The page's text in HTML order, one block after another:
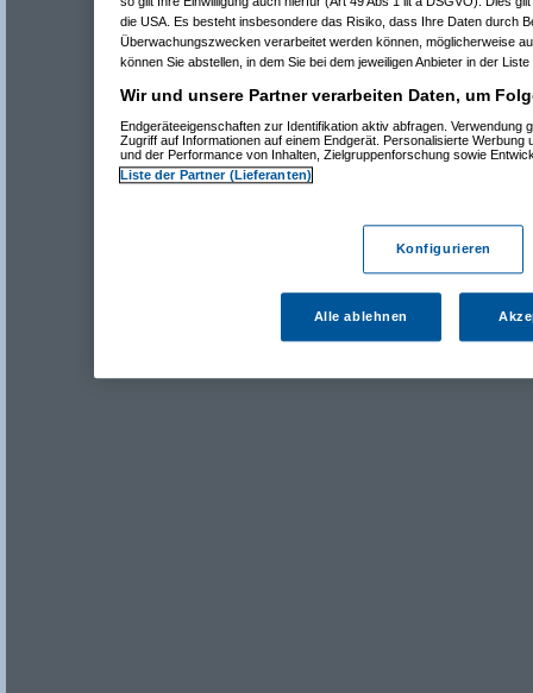
die USA. Es besteht insbesondere das Risiko, dass Ihre Daten durch
Überwachungszwecken verarbeitet werden können, möglicherweise
können Sie abstellen, in dem Sie bei dem jeweiligen Anbieter in der
Wir und unsere Partner verarbeiten Daten, um
Endgeräteeigenschaften zur Identifikation aktiv abfragen. Verwendung
Zugriff auf Informationen auf einem Endgerät. Personalisierte Werbung
und der Performance von Inhalten, Zielgruppenforschung sowie
Liste der Partner (Lieferanten)
Konfigurieren
Alle ablehnen